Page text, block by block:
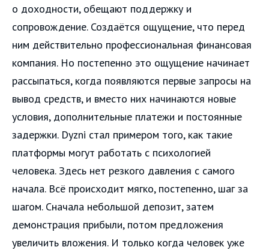
о доходности, обещают поддержку и
сопровождение. Создаётся ощущение, что перед
ним действительно профессиональная финансовая
компания. Но постепенно это ощущение начинает
рассыпаться, когда появляются первые запросы на
вывод средств, и вместо них начинаются новые
условия, дополнительные платежи и постоянные
задержки. Dyzni стал примером того, как такие
платформы могут работать с психологией
человека. Здесь нет резкого давления с самого
начала. Всё происходит мягко, постепенно, шаг за
шагом. Сначала небольшой депозит, затем
демонстрация прибыли, потом предложения
увеличить вложения. И только когда человек уже